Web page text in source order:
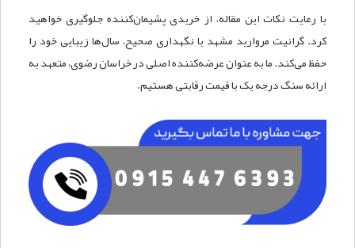
با رعایت نکات این مقاله، از خریدی پشیمان‌کننده جلوگیری خواهید
کرد. گرانیت مروارید مشهد با نگهداری صحیح، سال‌ها زیبایی خود را
حفظ می‌کند. ما به عنوان عرضه‌کننده اصلی در خراسان رضوی، متعهد به
ارائه سنگ درجه یک با قیمت رقابتی هستیم.